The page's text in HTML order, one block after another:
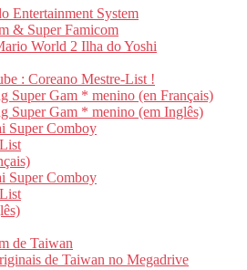
Entertainment System
& Super Famicom
World 2 Ilha do Yoshi
: Coreano Mestre-List !
Super Gam * menino (en Français)
Super Gam * menino (em Inglês)
Super Comboy
Super Comboy
de Taiwan
de Taiwan no Megadrive